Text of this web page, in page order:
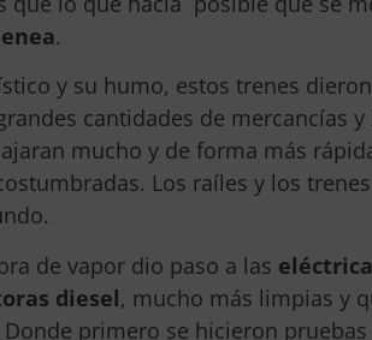
.
y su humo, estos trenes
cantidades de mercancías y
mucho y de forma más
Los raíles y los
de vapor dio paso a las
diesel, mucho más limpias y
primero se hicieron